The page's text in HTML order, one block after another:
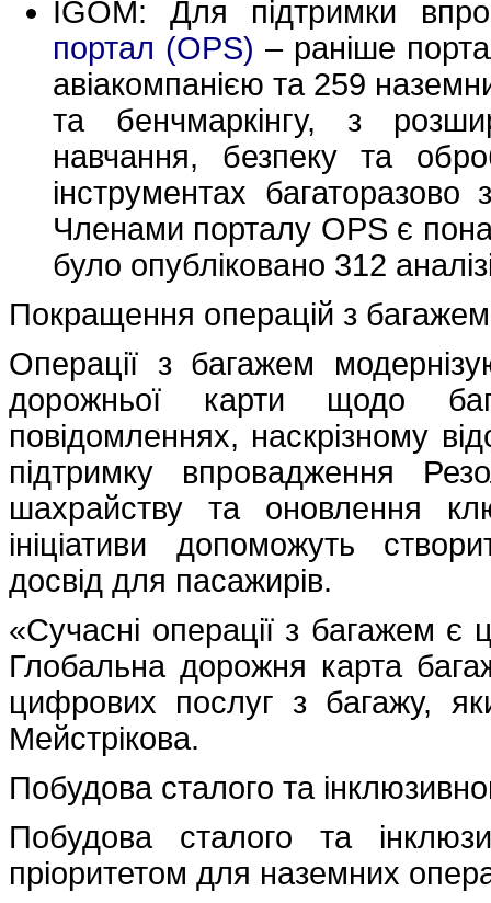
IGOM: Для підтримки
портал (OPS) – раніше
авіакомпанією та 259
та бенчмаркінгу, з
навчання, безпеку та
інструментах багаторазово
Членами порталу OPS є
було опубліковано 312
Покращення операцій з багажем
Операції з багажем
дорожньої карти щодо
повідомленнях, наскрізному
підтримку впровадження
шахрайству та оновлення
ініціативи допоможуть
досвід для пасажирів.
«Сучасні операції з багажем є
Глобальна дорожня карта
цифрових послуг з багажу,
Мейстрікова.
Побудова сталого та
Побудова сталого та
пріоритетом для наземних